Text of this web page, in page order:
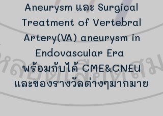
Aneurysm และ Surgical
Treatment of Vertebral
Artery(VA) aneurysm in
Endovascular Era
พร้อมกับได้ CME&CNEU
และของรางวัลต่างๆมากมาย